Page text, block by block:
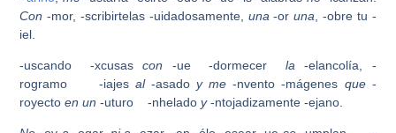
Con -mor, -scribirtelas -uidadosamente, una -oruna , -obre tu -
iel.
-uscando -xcusascon -ue -dormecer la -elancolía, -
rogramo -iajes al-asadoy me -nvento -mágenes que-
royectoen un -uturo -nheladoy-ntojadizamente -ejano.